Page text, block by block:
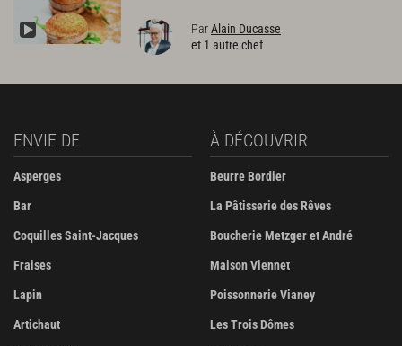
ParAlain Ducasse
et 1 autre chef
ENVIE DE
Asperges
Bar
Coquilles Saint-Jacques
Fraises
Lapin
Artichaut
À DÉCOUVRIR
Beurre Bordier
La Pâtisserie des Rêves
Boucherie Metzger et André
Maison Viennet
Poissonnerie Vianey
Les Trois Dômes